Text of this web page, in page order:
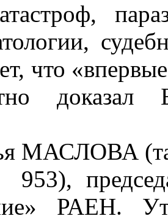
что
доказал
МАСЛОВА
РАЕН.